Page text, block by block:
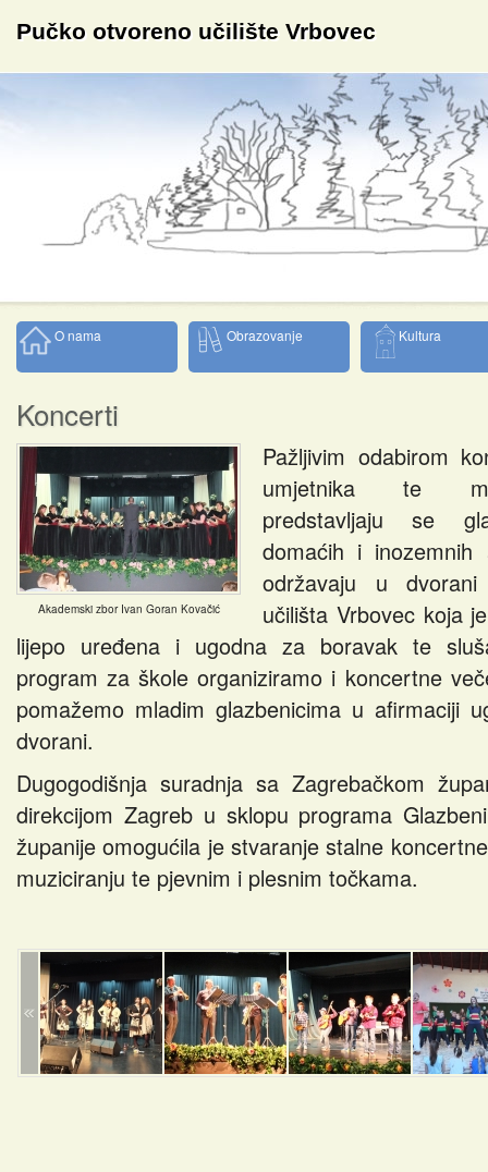
Pučko otvoreno učilište Vrbovec
O nama Obrazovanje Kultura
Koncerti
Akademski zbor Ivan Goran Kovačić
Pažljivim odabirom
umjetnika te
predstavljaju se
domaćih i
održavaju u
učilišta Vrbovec koja
lijepo uređena i ugodna za boravak te
program za škole organiziramo i koncertne
pomažemo mladim glazbenicima u afirmaciji
dvorani.
Dugogodišnja suradnja sa Zagrebačkom
direkcijom Zagreb u sklopu programa
županije omogućila je stvaranje stalne
muziciranju te pjevnim i plesnim točkama.